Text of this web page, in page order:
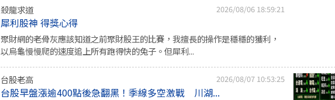
殺龍求道 2026/08/06 18:59:21
犀利股神 得獎心得
聚財網的老骨灰應該知道之前聚財股王的比賽，我擅長的操作是穩穩的獲利，
以烏龜慢慢爬的速度追上所有跑得快的兔子。但犀利...
台股老高 2026/08/07 10:53:25
台股早盤漲逾400點後急翻黑！季線多空激戰 川湖...